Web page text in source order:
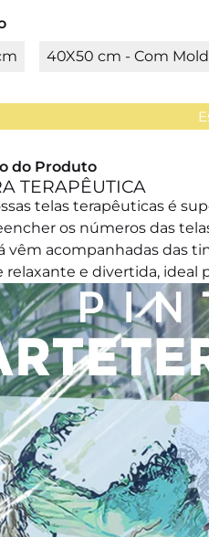
40X50 cm - Com
do Produto
TERAPÊUTICA
telas terapêuticas é
os números das
vêm acompanhadas das
relaxante e divertida, ideal